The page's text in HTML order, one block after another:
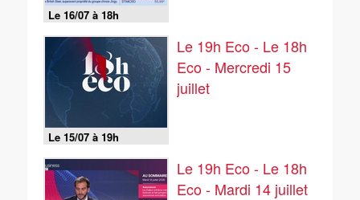
Le 16/07 à 18h
Le 15/07 à 19h
Le 19h Eco - Le 18h
Eco - Mercredi 15
juillet
Le 19h Eco - Le 18h
Eco - Mardi 14 juillet